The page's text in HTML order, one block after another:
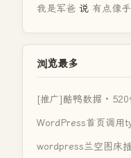
我是军爸 说 有点像
浏览最多
[推广]酷鸭数据 · 520
WordPress首页调用
wordpress兰空图床